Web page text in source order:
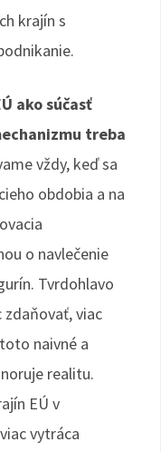
krajín s
ako súčasť
treba
vždy, keď sa
obdobia a na
o navlečenie
Tvrdohlavo
zdaňovať, viac
naivné a
realitu.
EÚ v
vytráca